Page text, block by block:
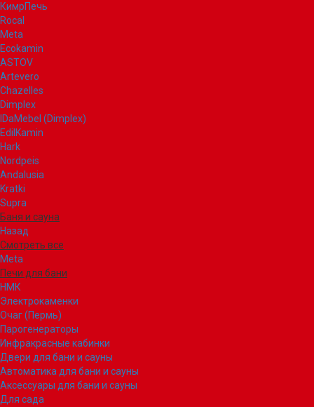
КимрПечь
Rocal
Meta
Ecokamin
ASTOV
Artevero
Chazelles
Dimplex
IDaMebel (Dimplex)
EdilKamin
Hark
Nordpeis
Andalusia
Kratki
Supra
Баня и сауна
Назад
Смотреть все
Meta
Печи для бани
НМК
Электрокаменки
Очаг (Пермь)
Парогенераторы
Инфракрасные кабинки
Двери для бани и сауны
Автоматика для бани и сауны
Аксессуары для бани и сауны
Для сада